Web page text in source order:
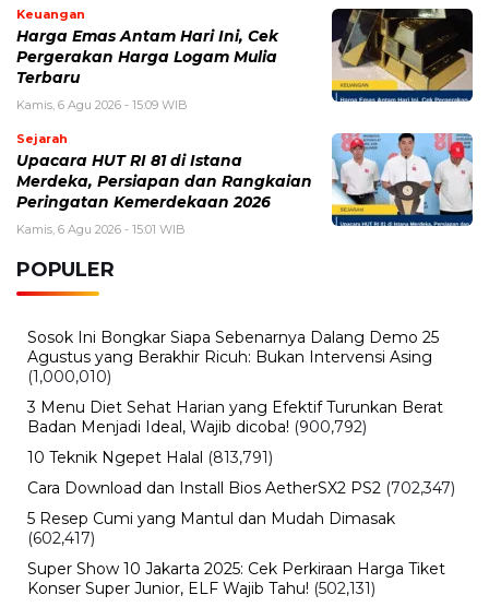
Keuangan
Harga Emas Antam Hari Ini, Cek
Pergerakan Harga Logam Mulia
Terbaru
Kamis, 6 Agu 2026 - 15:09 WIB
Sejarah
Upacara HUT RI 81 di Istana
Merdeka, Persiapan dan Rangkaian
Peringatan Kemerdekaan 2026
Kamis, 6 Agu 2026 - 15:01 WIB
POPULER
Sosok Ini Bongkar Siapa Sebenarnya Dalang Demo 25
Agustus yang Berakhir Ricuh: Bukan Intervensi Asing
(1,000,010)
3 Menu Diet Sehat Harian yang Efektif Turunkan Berat
Badan Menjadi Ideal, Wajib dicoba! (900,792)
10 Teknik Ngepet Halal (813,791)
Cara Download dan Install Bios AetherSX2 PS2 (702,347)
5 Resep Cumi yang Mantul dan Mudah Dimasak
(602,417)
Super Show 10 Jakarta 2025: Cek Perkiraan Harga Tiket
Konser Super Junior, ELF Wajib Tahu! (502,131)